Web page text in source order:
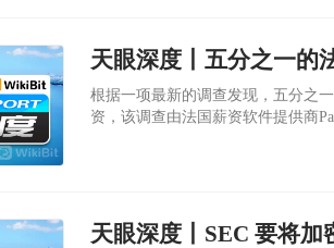
天眼深度丨五分之一的
根据一项最新的调查发现，五分之
资，该调查由法国薪资软件提供商
天眼深度丨SEC 要将